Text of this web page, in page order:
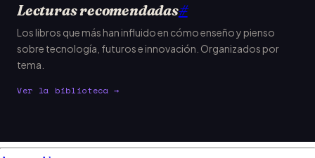
Lecturas recomendadas#
Los libros que más han influido en cómo enseño y pienso
sobre tecnología, futuros e innovación. Organizados por
tema.
Ver la biblioteca →